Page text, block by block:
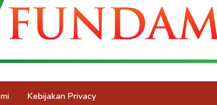
Kebijakan Privacy